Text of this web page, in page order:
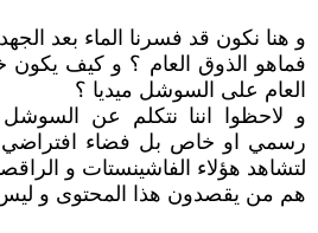
و هنا نكون قد فسرنا الماء بعد الجهد
فماهو الذوق العام ؟ و كيف يكون
العام على السوشل ميديا ؟
و لاحظوا اننا نتكلم عن
رسمي او خاص بل فضاء افتراضي
لتشاهد هؤلاء الفاشينستات و
هم من يقصدون هذا المحتوى و